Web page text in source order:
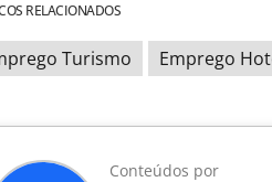
RELACIONADOS
Turismo Emprego
Conteúdos por